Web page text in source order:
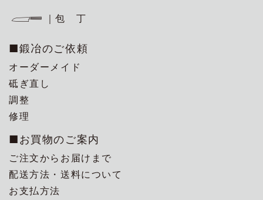
｜包 丁
■鍛冶のご依頼
オーダーメイド
砥ぎ直し
調整
修理
■お買物のご案内
ご注文からお届けまで
配送方法・送料について
お支払方法